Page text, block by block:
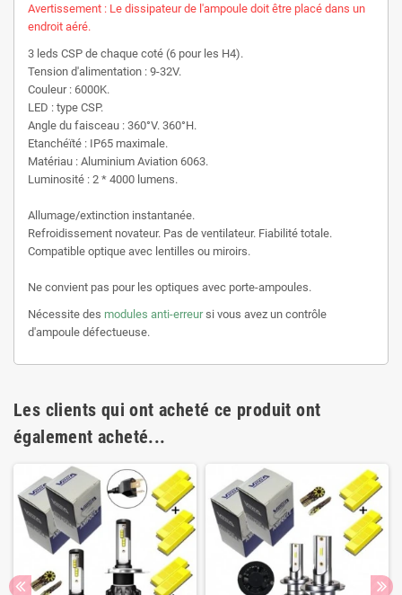
Avertissement : Le dissipateur de l'ampoule doit être placé dans un
endroit aéré.
3 leds CSP de chaque coté (6 pour les H4).
Tension d'alimentation : 9-32V.
Couleur : 6000K.
LED : type CSP.
Angle du faisceau : 360°V. 360°H.
Etanchéïté : IP65 maximale.
Matériau : Aluminium Aviation 6063.
Luminosité : 2 * 4000 lumens.
Allumage/extinction instantanée.
Refroidissement novateur. Pas de ventilateur. Fiabilité totale.
Compatible optique avec lentilles ou miroirs.
Ne convient pas pour les optiques avec porte-ampoules.
Nécessite des modules anti-erreursi vous avez un contrôle
d'ampoule défectueuse.
Les clients qui ont acheté ce produit ont
également acheté...